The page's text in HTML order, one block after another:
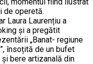
de operetă.
Laura Laurențiu a
și a pregătit
„Banat- regiune
însoțită de un bufet
bere artizanală din